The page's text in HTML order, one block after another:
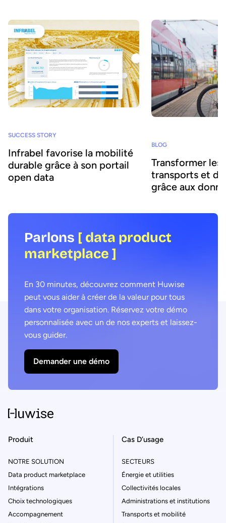
SUCCESS STORY
Infrabel favorise la mobilité
durable grâce à son portail
open data
BLOG
Transformer les
transports et
grâce aux
Parlons [ data product
marketplace ]
En 30 minutes, découvrez comment Huwise
peut vous aider à créer de la valeur pour tous
dans votre organisation. Réservez votre démo
personnalisée avec un de nos experts et laissez-
vous guider.
Demander une démo
Produit
NOTRE SOLUTION
Data product marketplace
Intégrations
Choix technologiques
Accompagnement
Cas D’usage
SECTEURS
Énergie et utilities
Collectivités locales
Administrations et institutions
Transports et mobilité